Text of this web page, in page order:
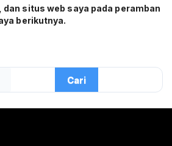
situs web saya pada peramban
berikutnya.